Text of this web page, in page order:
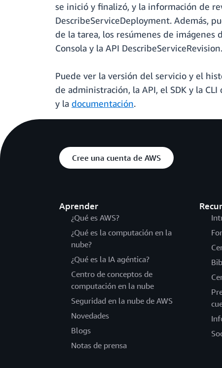
se inició y finalizó, y la información de
DescribeServiceDeployment. Además,
de la tarea, los resúmenes de
Consola y la API DescribeServiceRevision.
Puede ver la versión del servicio y el
de administración, la API, el SDK y la
y la documentación.
Cree una cuenta de AWS
Aprender
¿Qué es AWS?
¿Qué es la computación en la
nube?
¿Qué es la IA agéntica?
Centro de conceptos de
computación en la nube
Seguridad en la nube de AWS
Novedades
Blogs
Notas de prensa